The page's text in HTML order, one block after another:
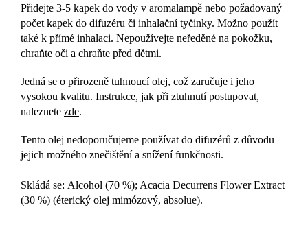
Přidejte 3-5 kapek do vody v aromalampě nebo požadovaný
počet kapek do difuzéru či inhalační tyčinky. Možno použít
také k přímé inhalaci. Nepoužívejte neředěné na pokožku,
chraňte oči a chraňte před dětmi.
Jedná se o přirozeně tuhnoucí olej, což zaručuje i jeho
vysokou kvalitu. Instrukce, jak při ztuhnutí postupovat,
naleznete zde.
Tento olej nedoporučujeme používat do difuzérů z důvodu
jejich možného znečištění a snížení funkčnosti.
Skládá se: Alcohol (70 %); Acacia Decurrens Flower Extract
(30 %) (éterický olej mimózový, absolue).